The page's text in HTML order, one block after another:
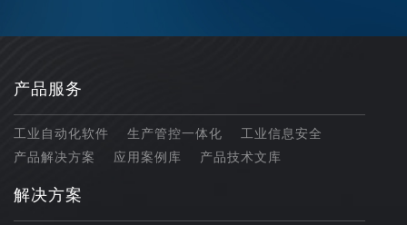
产品服务
工业自动化软件 生产管控一体化
工业信息安全
产品解决方案
应用案例库 产品技术文库
解决方案